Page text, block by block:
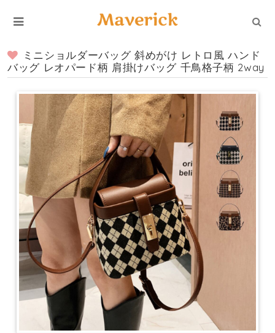
ミニショルダーバッグ 斜めがけ レトロ風 ハンド
バッグ レオパード柄 肩掛けバッグ 千鳥格子柄 2way